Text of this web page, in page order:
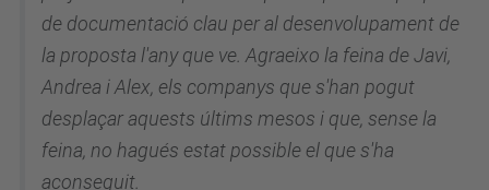
de documentació clau per al desenvolupament de
la proposta l'any que ve. Agraeixo la feina de Javi,
Andrea i Alex, els companys que s'han pogut
desplaçar aquests últims mesos i que, sense la
feina, no hagués estat possible el que s'ha
aconseguit.